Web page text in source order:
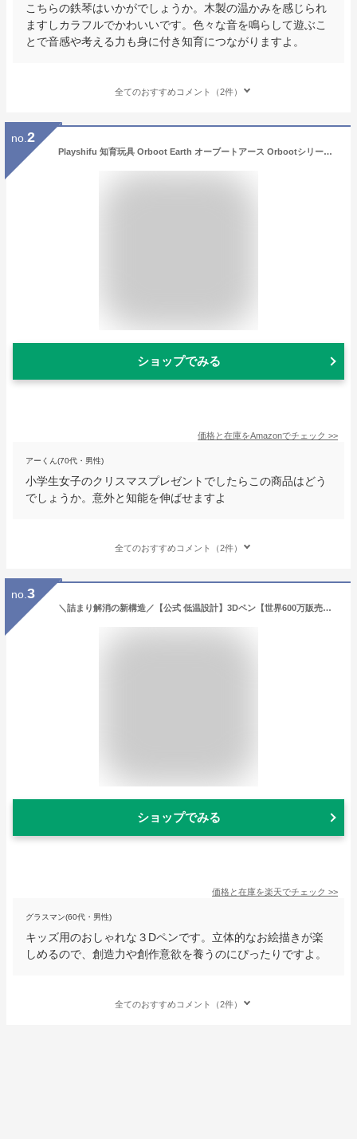
こちらの鉄琴はいかがでしょうか。木製の温かみを感じられ
ますしカラフルでかわいいです。色々な音を鳴らして遊ぶこ
とで音感や考える力も身に付き知育につながりますよ。
全てのおすすめコメント（2件）
no. 2
Playshifu 知育玩具 Orboot Earth オーブートアース Orbootシリーズ AR体験型地球儀 STEAM 専用アプリ 日本語対応 Shifu014【国内正規品】
ショップでみる
価格と在庫をAmazonでチェック >>
アーくん(70代・男性)
小学生女子のクリスマスプレゼントでしたらこの商品はどう
でしょうか。意外と知能を伸ばせますよ
全てのおすすめコメント（2件）
no. 3
＼詰まり解消の新構造／【公式 低温設計】3Dペン【世界600万販売】3Doodler Start+ アートペン キッズ 女の子 男の子 誕生日 プレゼント 子供 おもちゃ 小学生 5歳 6歳 7歳 8歳 9歳 10歳 知育 玩具 セット 立体 ペン お絵かき 工作 キット メイキングトイ 作る 人気 おすすめ
ショップでみる
価格と在庫を楽天でチェック >>
グラスマン(60代・男性)
キッズ用のおしゃれな３Dペンです。立体的なお絵描きが楽
しめるので、創造力や創作意欲を養うのにぴったりですよ。
全てのおすすめコメント（2件）